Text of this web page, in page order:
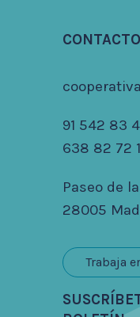
CONTACTO
91 542 83
638 82 72
Paseo de
28005
Trabaja